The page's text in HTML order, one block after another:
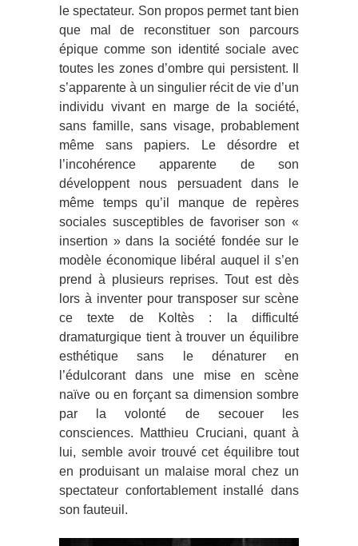
le spectateur. Son propos permet tant bien
que mal de reconstituer son parcours
épique comme son identité sociale avec
toutes les zones d’ombre qui persistent. Il
s’apparente à un singulier récit de vie d’un
individu vivant en marge de la société,
sans famille, sans visage, probablement
même sans papiers. Le désordre et
l’incohérence apparente de son
développent nous persuadent dans le
même temps qu’il manque de repères
sociales susceptibles de favoriser son «
insertion » dans la société fondée sur le
modèle économique libéral auquel il s’en
prend à plusieurs reprises. Tout est dès
lors à inventer pour transposer sur scène
ce texte de Koltès : la difficulté
dramaturgique tient à trouver un équilibre
esthétique sans le dénaturer en
l’édulcorant dans une mise en scène
naïve ou en forçant sa dimension sombre
par la volonté de secouer les
consciences. Matthieu Cruciani, quant à
lui, semble avoir trouvé cet équilibre tout
en produisant un malaise moral chez un
spectateur confortablement installé dans
son fauteuil.